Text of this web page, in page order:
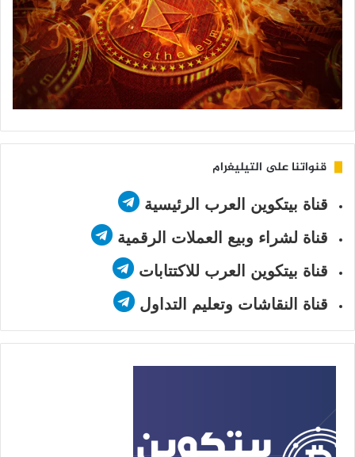
قنواتنا على التيليغرام
قناة بيتكوين العرب الرئيسية
قناة لشراء وبيع العملات الرقمية
قناة بيتكوين العرب للاكتتابات
قناة النقاشات وتعليم التداول